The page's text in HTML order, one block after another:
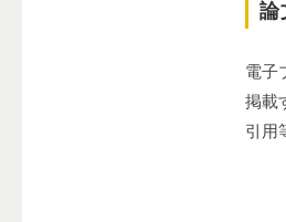
論
電子
掲載
引用